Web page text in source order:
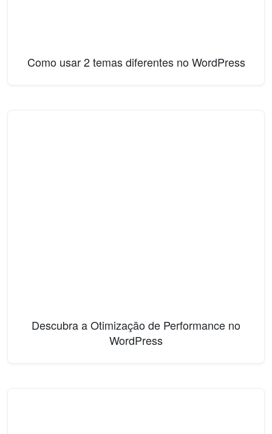
Como usar 2 temas diferentes no WordPress
Descubra a Otimização de Performance no
WordPress